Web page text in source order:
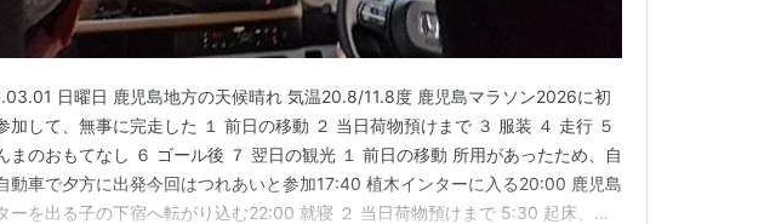
日曜日 鹿児島地方の天候晴れ 気温20.8/11.8度 鹿児島マラソン2026に初
加して、無事に完走した １ 前日の移動 ２ 当日荷物預けまで ３ 服装 ４ 走行 ５
まのおもてなし ６ ゴール後 ７ 翌日の観光 １ 前日の移動 所用があったため、自
動車で夕方に出発今回はつれあいと参加17:40 植木インターに入る20:00 鹿児島
ーを出る子の下宿へ転がり込む22:00 就寝 ２ 当日荷物預けまで 5:30 起床、ア